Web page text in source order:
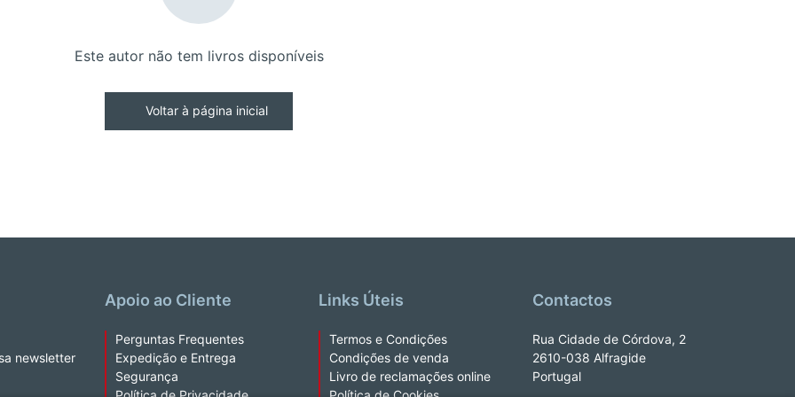
Este autor não tem livros disponíveis
Voltar à página inicial
newsletter
Apoio ao Cliente
Perguntas Frequentes
Expedição e Entrega
Segurança
Links Úteis
Termos e Condições
Condições de venda
Livro de reclamações online
Contactos
Rua Cidade de Córdova, 2
2610-038 Alfragide
Portugal